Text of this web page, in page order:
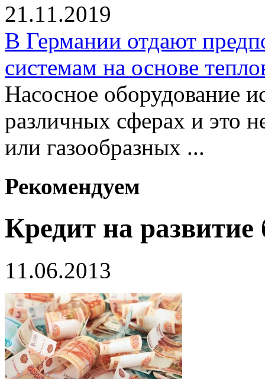
21.11.2019
В Германии отдают
системам на основе
Насосное оборудование
различных сферах и это
или газообразных ...
Рекомендуем
Кредит на развитие
11.06.2013